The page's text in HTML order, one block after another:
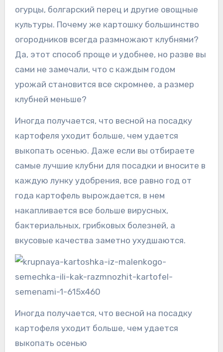
огурцы, болгарский перец и другие овощные
культуры. Почему же картошку большинство
огородников всегда размножают клубнями?
Да, этот способ проще и удобнее, но разве вы
сами не замечали, что с каждым годом
урожай становится все скромнее, а размер
клубней меньше?
Иногда получается, что весной на посадку
картофеля уходит больше, чем удается
выкопать осенью. Даже если вы отбираете
самые лучшие клубни для посадки и вносите в
каждую лунку удобрения, все равно год от
года картофель вырождается, в нем
накапливается все больше вирусных,
бактериальных, грибковых болезней, а
вкусовые качества заметно ухудшаются.
Иногда получается, что весной на посадку
картофеля уходит больше, чем удается
выкопать осенью